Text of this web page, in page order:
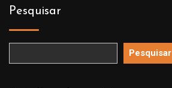
Pesquisar
Pesquisar